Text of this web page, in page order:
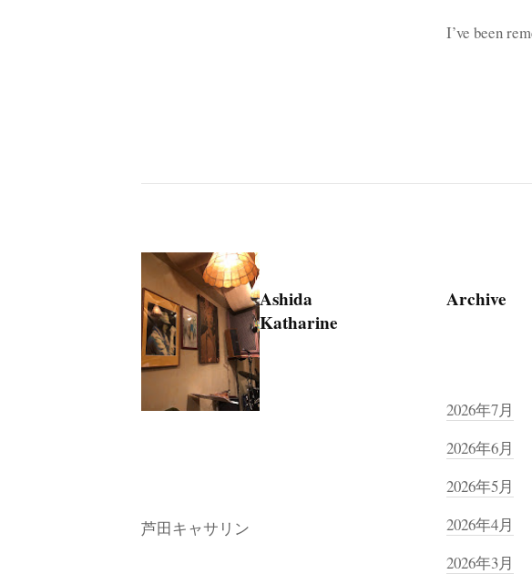
I’ve been
Ashida
Katharine
芦田キャサリン
Archive
2026年7月
2026年6月
2026年5月
2026年4月
2026年3月